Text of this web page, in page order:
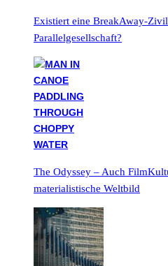
Existiert eine BreakAway-
Parallelgesellschaft?
The Odyssey – Auch
materialistische Weltbild